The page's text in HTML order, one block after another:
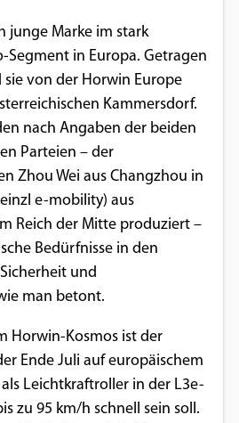
junge Marke im stark
Segment in Europa. Getragen
von der Horwin Europe
Kammersdorf.
nach Angaben der beiden
Parteien – der
Zhou Wei aus Changzhou in
e-mobility) aus
Reich der Mitte produziert –
Bedürfnisse in den
und
man betont.
Horwin-Kosmos ist der
Ende Juli auf europäischem
Leichtkraftroller in der L3e-
zu 95 km/h schnell sein soll.
der Website
speichert die ausgewählten
Optionen des Benutzers